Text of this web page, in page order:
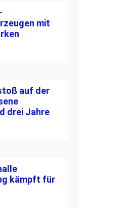
mit
auf der
drei Jahre
kämpft für